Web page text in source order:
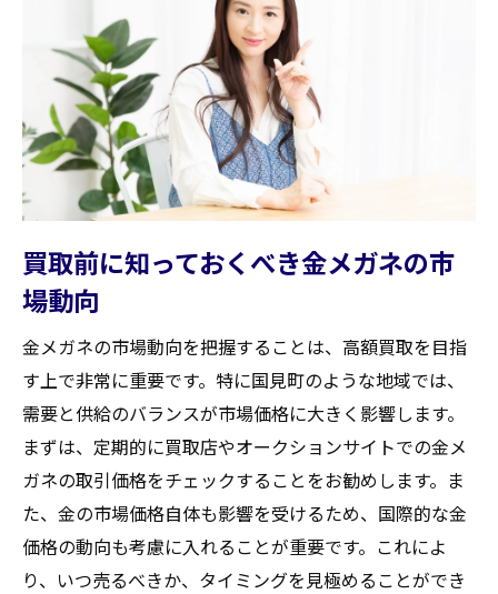
買取価格を左右する重要な要因
専門家の視点から見る金メガネの評価方法
価値を高めるためのメンテナンス技術
市場での希少性をアピールする秘訣
国見町で信頼できる買取業者の選び方を徹底解
説
過去の取引実績を重視する理由
口コミと評判の活用法
安心して取引できる業者の特徴
業者選びで注意すべき落とし穴
買取市場の最新動向を活用して金メガネの査定
額を跳ね上げる方法
市場のトレンドを見極める方法
需要と供給のバランスを理解する
買取前に知っておくべき金メガネの市
場動向
金メガネの市場動向を把握することは、高額買取を目指
す上で非常に重要です。特に国見町のような地域では、
需要と供給のバランスが市場価格に大きく影響します。
まずは、定期的に買取店やオークションサイトでの金メ
ガネの取引価格をチェックすることをお勧めします。ま
た、金の市場価格自体も影響を受けるため、国際的な金
価格の動向も考慮に入れることが重要です。これによ
り、いつ売るべきか、タイミングを見極めることができ